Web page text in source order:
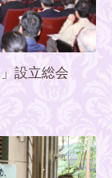
設立総会